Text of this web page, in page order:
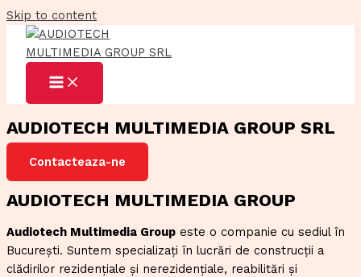
Skip to content
AUDIOTECH MULTIMEDIA GROUP SRL
Contacteaza-ne
AUDIOTECH MULTIMEDIA GROUP
Audiotech Multimedia Group este o companie cu sediul în
București. Suntem specializați în lucrări de construcții a
clădirilor rezidențiale și nerezidențiale, reabilitări și